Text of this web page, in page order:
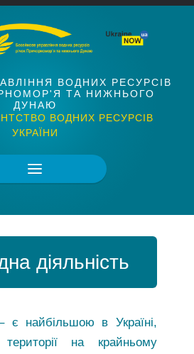
ВОДНИХ РЕСУРСІВ
ТА НИЖНЬОГО
ДУНАЮ
ВОДНИХ РЕСУРСІВ
УКРАЇНИ
діяльність
є найбільшою в Україні,
на крайньому